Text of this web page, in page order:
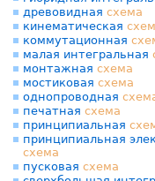
древовидная схема
кинематическая
коммутационная
малая интегральная
монтажная схема
мостиковая схема
однопроводная
печатная схема
принципиальная
принципиальная
схема
пусковая схема